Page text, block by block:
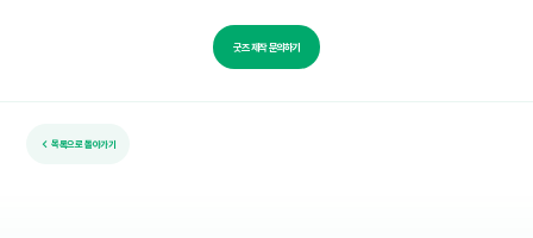
굿즈 제작 문의하기
← 목록으로 돌아가기